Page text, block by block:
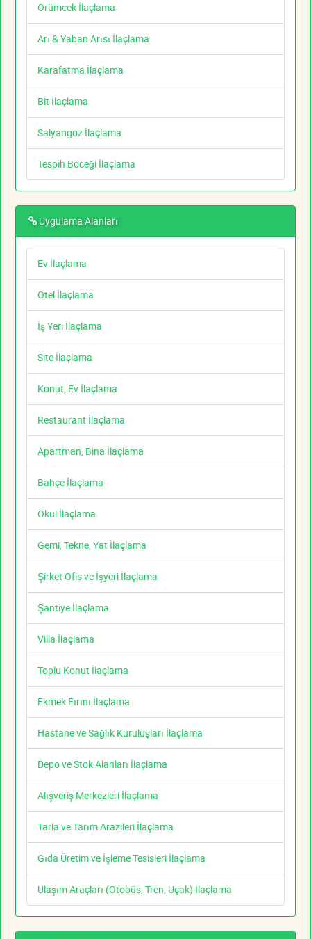
Örümcek İlaçlama
Arı & Yaban Arısı İlaçlama
Karafatma İlaçlama
Bit İlaçlama
Salyangoz İlaçlama
Tespih Böceği İlaçlama
Uygulama Alanları
Ev İlaçlama
Otel İlaçlama
İş Yeri İlaçlama
Site İlaçlama
Konut, Ev İlaçlama
Restaurant İlaçlama
Apartman, Bina İlaçlama
Bahçe İlaçlama
Okul İlaçlama
Gemi, Tekne, Yat İlaçlama
Şirket Ofis ve İşyeri İlaçlama
Şantiye İlaçlama
Villa İlaçlama
Toplu Konut İlaçlama
Ekmek Fırını İlaçlama
Hastane ve Sağlık Kuruluşları İlaçlama
Depo ve Stok Alanları İlaçlama
Alışveriş Merkezleri İlaçlama
Tarla ve Tarım Arazileri İlaçlama
Gıda Üretim ve İşleme Tesisleri İlaçlama
Ulaşım Araçları (Otobüs, Tren, Uçak) İlaçlama